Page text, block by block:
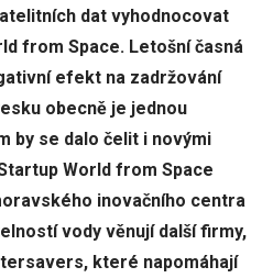
dat vyhodnocovat
from Space. Letošní časná
efekt na zadržování
obecně je jednou
by se dalo čelit i novými
World from Space
inovačního centra
vody věnují další firmy,
které napomáhají